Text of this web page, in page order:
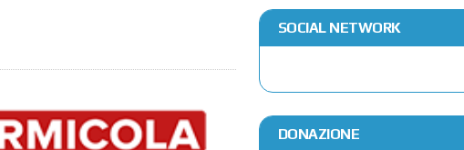
SOCIAL NETWORK
DONAZIONE